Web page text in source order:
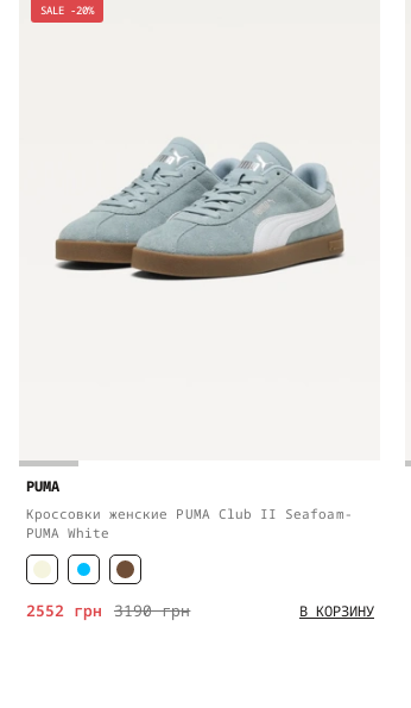
SALE -20%
PUMA
Кроссовки женские PUMA Club II Seafoam-
PUMA White
3190 грн
2552 грн В КОРЗИНУ